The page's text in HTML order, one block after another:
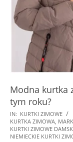
Modna kurtka
tym roku?
2025-
11-
26
IN: KURTKI ZIMOWE
KURTKA ZIMOWA,
KURTKI ZIMOWE
NIEMIECKIE KURTKI